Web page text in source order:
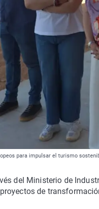
para impulsar el turismo
del Ministerio de
de